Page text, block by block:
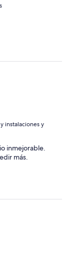
instalaciones y
inmejorable.
más.